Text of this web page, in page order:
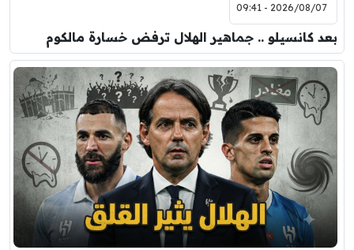
2026/08/07 - 09:41
بعد كانسيلو .. جماهير الهلال ترفض خسارة مالكوم